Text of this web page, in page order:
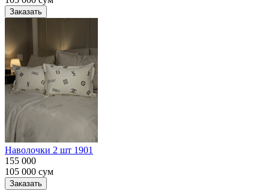
Заказать
Наволочки 2 шт 1901
155 000
105 000 сум
Заказать